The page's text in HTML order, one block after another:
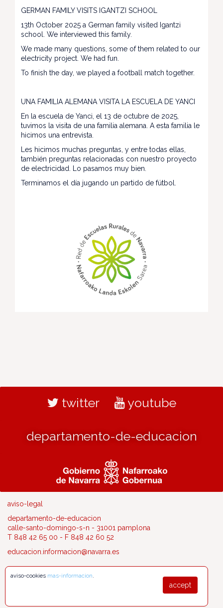
GERMAN FAMILY VISITS IGANTZI SCHOOL
13th October 2025 a German family visited Igantzi
school. We interviewed this family.
We made many questions, some of them related to our
electricity project. We had fun.
To finish the day, we played a football match together.
UNA FAMILIA ALEMANA VISITA LA ESCUELA DE YANCI
En la escuela de Yanci, el 13 de octubre de 2025,
tuvimos la visita de una familia alemana. A esta familia le
hicimos una entrevista.
Les hicimos muchas preguntas, y entre todas ellas,
también preguntas relacionadas con nuestro proyecto
de electricidad. Lo pasamos muy bien.
Terminamos el día jugando un partido de fútbol.
twitter youtube
departamento-de-educacion
aviso-legal
departamento-de-educacion
calle-santo-domingo-s-n - 31001 pamplona
T 848 42 65 00 - F 848 42 60 52
educacion.informacion@navarra.es
accept
aviso-cookies mas-informacion.